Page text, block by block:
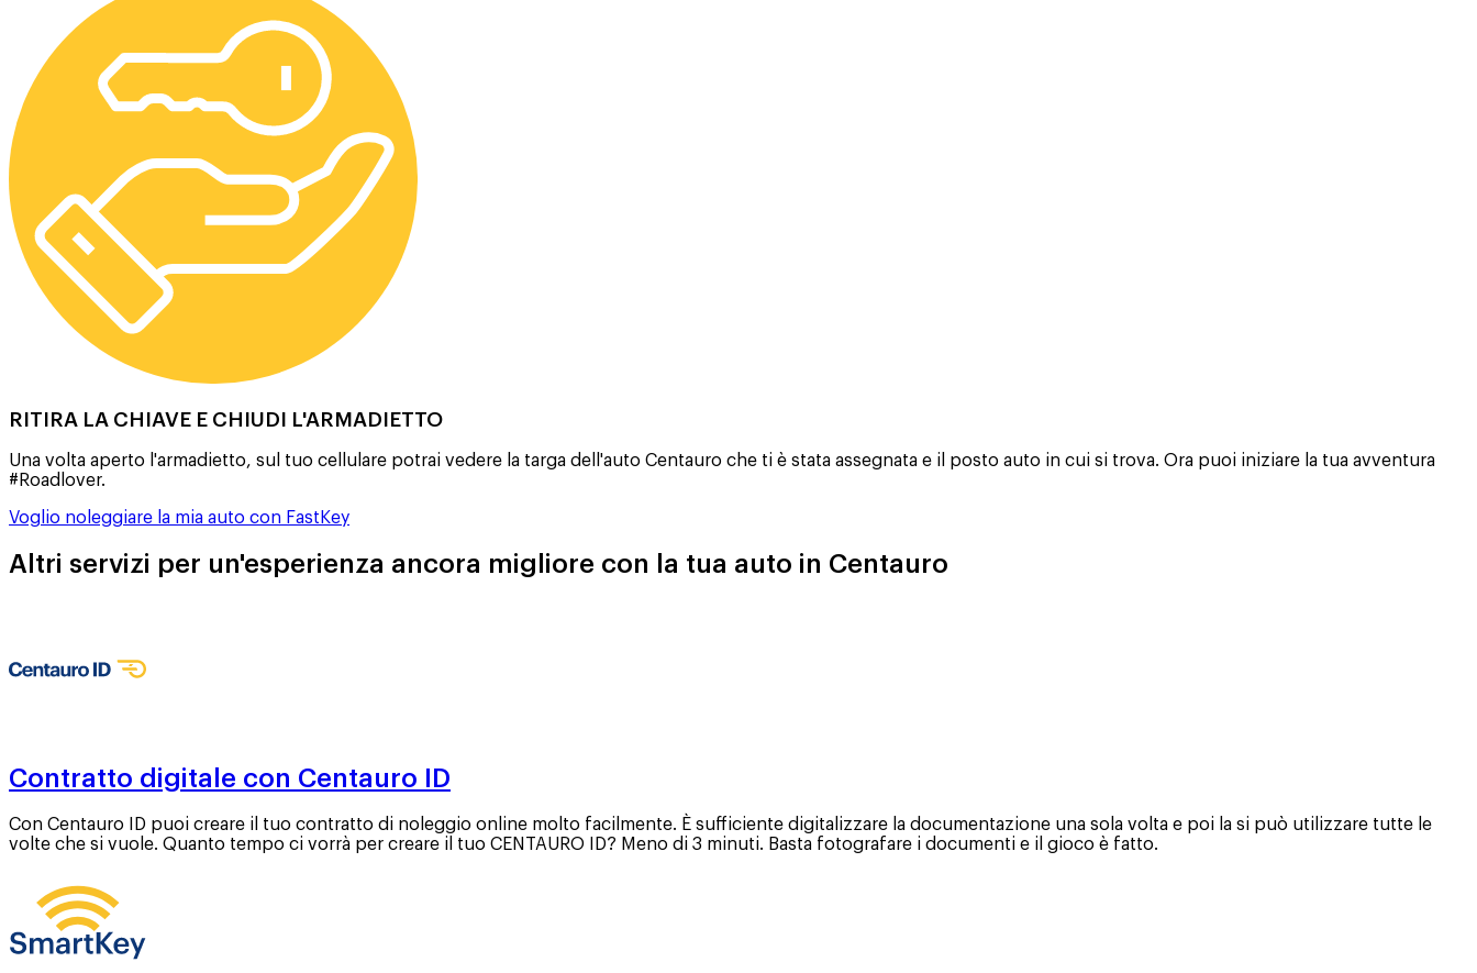
RITIRA LA CHIAVE E CHIUDI L'ARMADIETTO
Una volta aperto l'armadietto, sul tuo cellulare potrai vedere la targa dell'auto Centauro che ti è stata assegnata e il posto auto in cui si trova. Ora puoi iniziare la tua avventura
#Roadlover.
Voglio noleggiare la mia auto con FastKey
Altri servizi per un'esperienza ancora migliore con la tua auto in Centauro
Contratto digitale con Centauro ID
Con Centauro ID puoi creare il tuo contratto di noleggio online molto facilmente. È sufficiente digitalizzare la documentazione una sola volta e poi la si può utilizzare tutte le
volte che si vuole. Quanto tempo ci vorrà per creare il tuo CENTAURO ID? Meno di 3 minuti. Basta fotografare i documenti e il gioco è fatto.